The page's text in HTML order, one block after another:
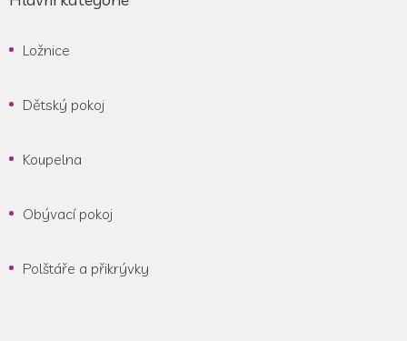
Ložnice
Dětský pokoj
Koupelna
Obývací pokoj
Polštáře a přikrývky